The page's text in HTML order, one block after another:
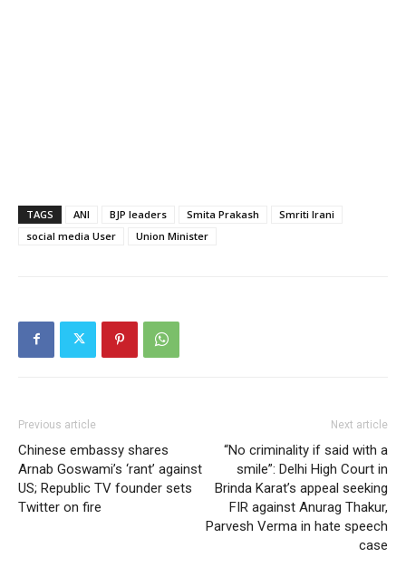
TAGS ANI BJP leaders Smita Prakash
Smriti Irani
social media User
Union Minister
Previous article
Chinese embassy shares
Arnab Goswami’s ‘rant’ against
US; Republic TV founder sets
Twitter on fire
Next article
“No criminality if said with a
smile”: Delhi High Court in
Brinda Karat’s appeal seeking
FIR against Anurag Thakur,
Parvesh Verma in hate speech
case